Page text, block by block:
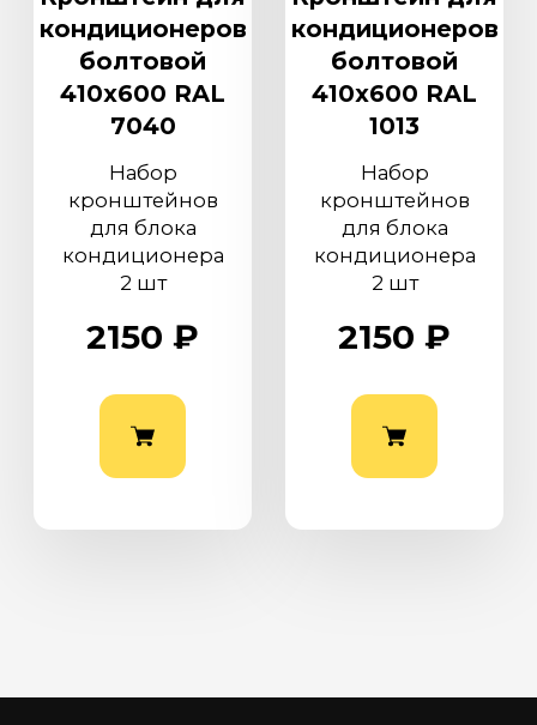
кондиционеров
болтовой
410х600 RAL
7040
Набор
кронштейнов
для блока
кондиционера
2 шт
2150 ₽
кондиционеров
болтовой
410х600 RAL
1013
Набор
кронштейнов
для блока
кондиционера
2 шт
2150 ₽